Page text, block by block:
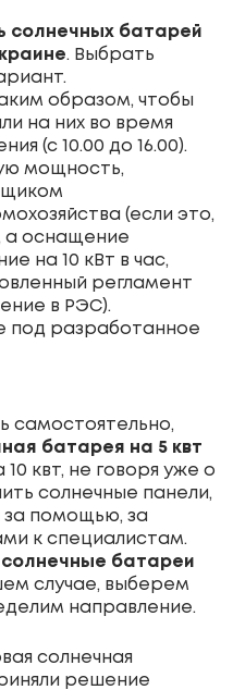
солнечных батарей
. Выбрать
образом, чтобы
на них во время
(с 10.00 до 16.00).
мощность,
(если это,
а оснащение
на 10 кВт в час,
регламент
в РЭС).
под разработанное
самостоятельно,
батарея на 5 квт
квт, не говоря уже о
солнечные панели,
за помощью, за
к специалистам.
солнечные батареи
случае, выберем
направление.
солнечная
решение